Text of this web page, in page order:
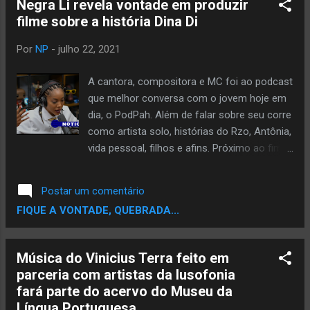
escolhendo vacina A, B ou C. Don L não foi
diferente, além de se posicionar, ele aborda
uma fita que é muito comum neste mundo
pensando só em si mesmo. Isso tem
entrando até dentro do Rap, as pessoas
embarcam nesta onda de egotrip e
inconscientemente contagia uma gama de
pessoas a pensarem só em seu próprio
algo que foi criado em comunidade e
sempre pensando no coletivo. Se liga na
ideia que o Don L mandou em ...
Negra Li revela vontade em produzir
filme sobre a história Dina Di
Por NP - julho 22, 2021
A cantora, compositora e MC foi ao podcast
que melhor conversa com o jovem hoje em
dia, o PodPah. Além de falar sobre seu corre
como artista solo, histórias do Rzo, Antônia,
vida pessoal, filhos e afins. Próximo ao fim
ligado, a Dina Di além de seu trampo solo e
no Visão de Rua, sempre colou com o RZO,
participava de alguns shows do grupo
na famosa Laje do Helião onde sempre
colou: Criolo, Negro Util, Sabotage, DBS e
muitos outros rappers. A Negra Li lembra
Postar um comentário
FIQUE A VONTADE, QUEBRADA...
Música do Vinicius Terra feito em
parceria com artistas da lusofonia
fará parte do acervo do Museu da